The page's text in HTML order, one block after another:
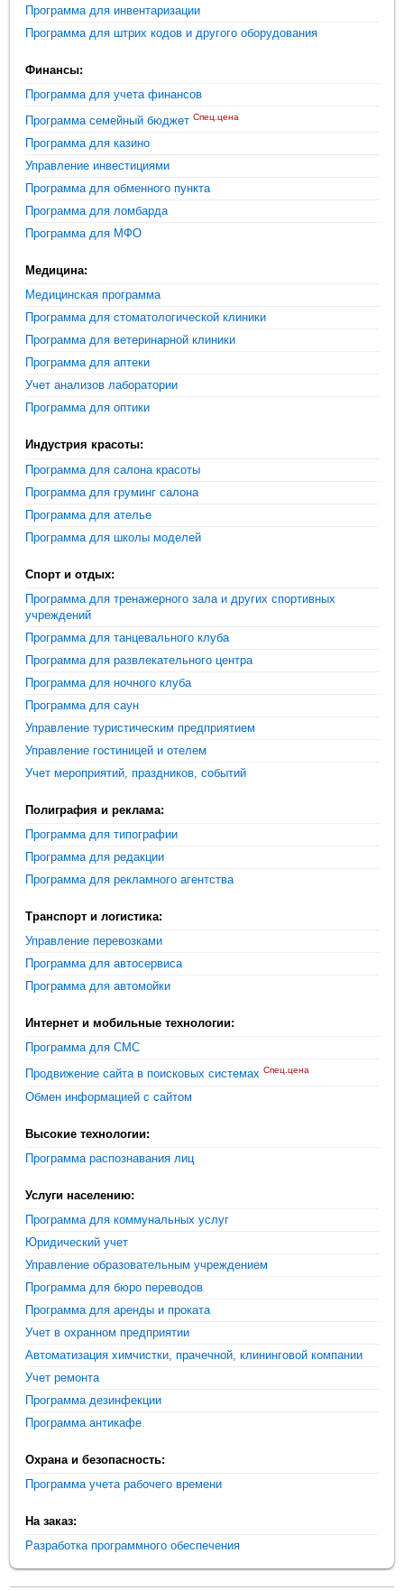
Программа для инвентаризации
Программа для штрих кодов и другого оборудования
Финансы:
Программа для учета финансов
Программа семейный бюджет Спец.цена
Программа для казино
Управление инвестициями
Программа для обменного пункта
Программа для ломбарда
Программа для МФО
Медицина:
Медицинская программа
Программа для стоматологической клиники
Программа для ветеринарной клиники
Программа для аптеки
Учет анализов лаборатории
Программа для оптики
Индустрия красоты:
Программа для салона красоты
Программа для груминг салона
Программа для ателье
Программа для школы моделей
Спорт и отдых:
Программа для тренажерного зала и других спортивных
учреждений
Программа для танцевального клуба
Программа для развлекательного центра
Программа для ночного клуба
Программа для саун
Управление туристическим предприятием
Управление гостиницей и отелем
Учет мероприятий, праздников, событий
Полиграфия и реклама:
Программа для типографии
Программа для редакции
Программа для рекламного агентства
Транспорт и логистика:
Управление перевозками
Программа для автосервиса
Программа для автомойки
Интернет и мобильные технологии:
Программа для СМС
Продвижение сайта в поисковых системах Спец.цена
Обмен информацией с сайтом
Высокие технологии:
Программа распознавания лиц
Услуги населению:
Программа для коммунальных услуг
Юридический учет
Управление образовательным учреждением
Программа для бюро переводов
Программа для аренды и проката
Учет в охранном предприятии
Автоматизация химчистки, прачечной, клининговой компании
Учет ремонта
Программа дезинфекции
Программа антикафе
Охрана и безопасность:
Программа учета рабочего времени
На заказ:
Разработка программного обеспечения